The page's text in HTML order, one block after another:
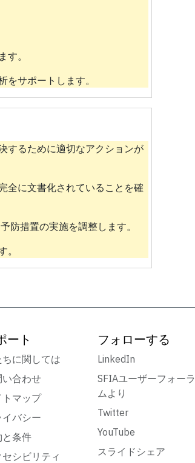
。
サポートします。
するために適切なアクションが
全に文書化されていることを確
防措置の実施を調整します。
ート
ちに関しては
い合わせ
トマップ
イバシー
と条件
セシビリティ
フォローする
LinkedIn
SFIAユーザーフォーラ
ムより
Twitter
YouTube
スライドシェア